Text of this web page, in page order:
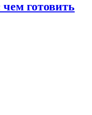
готовить